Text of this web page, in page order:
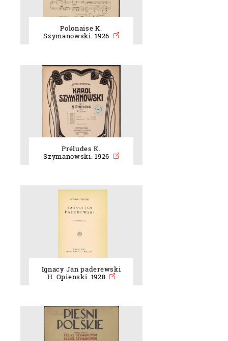
Polonaise K.
Szymanowski. 1926
Préludes K.
Szymanowski. 1926
Ignacy Jan paderewski
H. Opienski. 1928